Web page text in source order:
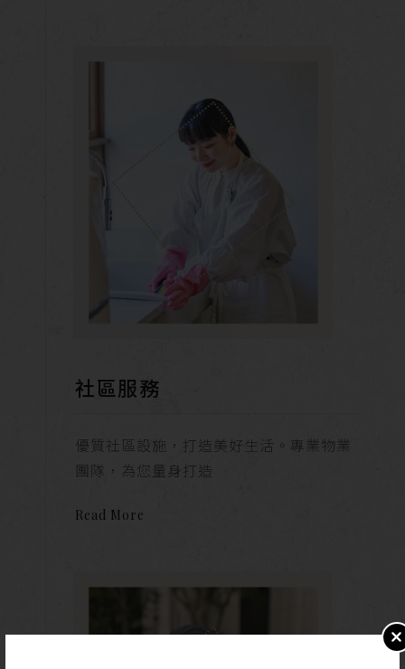
社區服務
優質社區設施，打造美好生活。專業物業
團隊，為您量身打造
Read More